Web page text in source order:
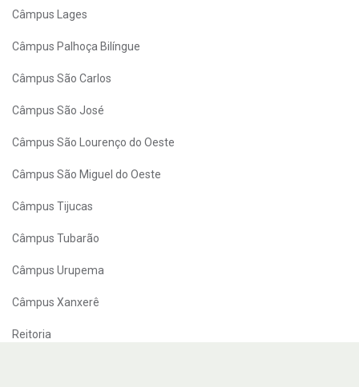
Câmpus Lages
Câmpus Palhoça Bilíngue
Câmpus São Carlos
Câmpus São José
Câmpus São Lourenço do Oeste
Câmpus São Miguel do Oeste
Câmpus Tijucas
Câmpus Tubarão
Câmpus Urupema
Câmpus Xanxerê
Reitoria